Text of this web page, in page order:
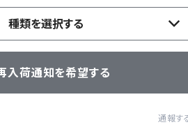
種類を選択する
入荷通知を希望する
通報す